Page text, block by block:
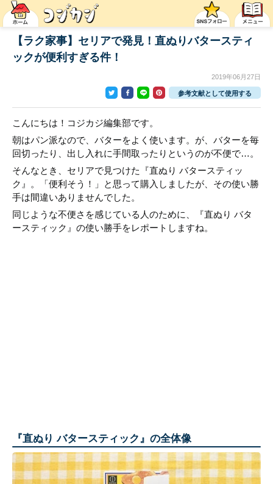
【ラク家事】セリアで発見！直ぬりバタースティ
ックが便利すぎる件！
2019年06月27日
参考文献として使用する
こんにちは！コジカジ編集部です。
朝はパン派なので、バターをよく使います。が、バターを毎
回切ったり、出し入れに手間取ったりというのが不便で…。
そんなとき、セリアで見つけた『直ぬり バタースティッ
ク』。「便利そう！」と思って購入しましたが、その使い勝
手は間違いありませんでした。
同じような不便さを感じている人のために、『直ぬり バタ
ースティック』の使い勝手をレポートしますね。
『直ぬり バタースティック』の全体像